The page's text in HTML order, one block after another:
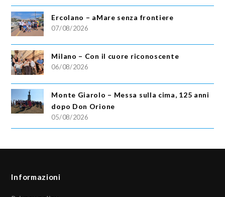
Ercolano – aMare senza frontiere
07/08/2026
Milano – Con il cuore riconoscente
06/08/2026
Monte Giarolo – Messa sulla cima, 125 anni
dopo Don Orione
05/08/2026
Informazioni